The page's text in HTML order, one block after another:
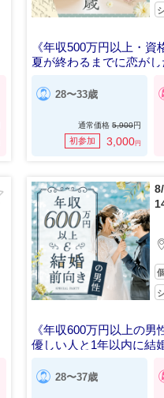
《年収500万円以上・資
夏が終わるまでに恋が
28〜33歳
通常価格 5,900円
初参加 3,000円
《年収600万円以上の男
優しい人と1年以内に結
28〜37歳